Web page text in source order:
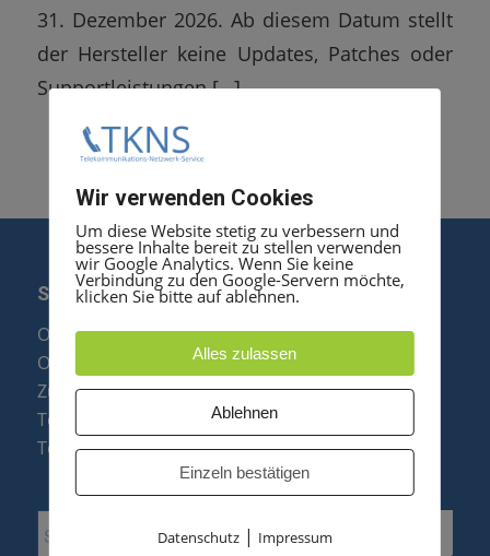
31. Dezember 2026. Ab diesem Datum stellt
der Hersteller keine Updates, Patches oder
Supportleistungen […]
SERVICE
Optipoint Display Reparatur
Octophon F Display Reparatur
Zubehör & Ersatzteile
Telefonanlagen Optimierung
Telefonanlagen Erweiterung
Wir verwenden Cookies
Um diese Website stetig zu verbessern und
bessere Inhalte bereit zu stellen verwenden
wir Google Analytics. Wenn Sie keine
Verbindung zu den Google-Servern möchte,
klicken Sie bitte auf ablehnen.
Alles zulassen
Ablehnen
Einzeln bestätigen
Datenschutz| Impressum